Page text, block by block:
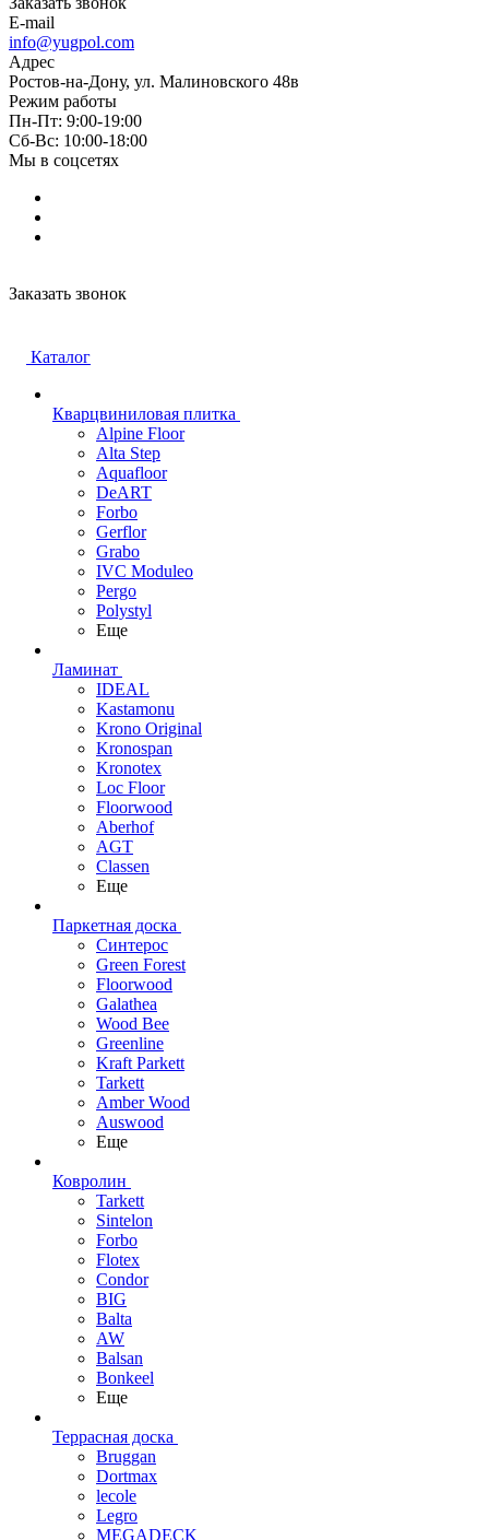
E-mail
info@yugpol.com
Адрес
Ростов-на-Дону, ул. Малиновского 48в
Режим работы
Пн-Пт: 9:00-19:00
Cб-Вс: 10:00-18:00
Мы в соцсетях
Заказать звонок
Каталог
Кварцвиниловая плитка
Alpine Floor
Alta Step
Aquafloor
DeART
Forbo
Gerflor
Grabo
IVC Moduleo
Pergo
Polystyl
Еще
Ламинат
IDEAL
Kastamonu
Krono Original
Kronospan
Kronotex
Loc Floor
Floorwood
Aberhof
AGT
Classen
Еще
Паркетная доска
Синтерос
Green Forest
Floorwood
Galathea
Wood Bee
Greenline
Kraft Parkett
Tarkett
Amber Wood
Auswood
Еще
Ковролин
Tarkett
Sintelon
Forbo
Flotex
Condor
BIG
Balta
AW
Balsan
Bonkeel
Еще
Террасная доска
Bruggan
Dortmax
lecole
Legro
MEGADECK